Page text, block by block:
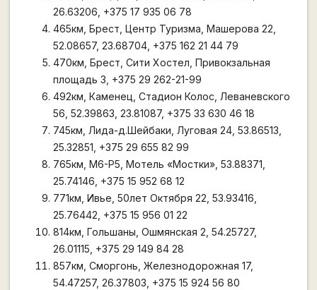
26.63206, +375 17 935 06 78
465км, Брест, Центр Туризма, Машерова 22,
52.08657, 23.68704, +375 162 21 44 79
470км, Брест, Сити Хостел, Привокзальная
площадь 3, +375 29 262-21-99
492км, Каменец, Стадион Колос, Леваневского
56, 52.39863, 23.81087, +375 33 630 46 18
745км, Лида-д.Шейбаки, Луговая 24, 53.86513,
25.32851, +375 29 655 82 99
765км, М6-Р5, Мотель «Мостки», 53.88371,
25.74146, +375 15 952 68 12
771км, Ивье, 50лет Октября 22, 53.93416,
25.76442, +375 15 956 01 22
814км, Гольшаны, Ошмянская 2, 54.25727,
26.01115, +375 29 149 84 28
857км, Сморгонь, Железнодорожная 17,
54.47257, 26.37803, +375 15 924 56 80